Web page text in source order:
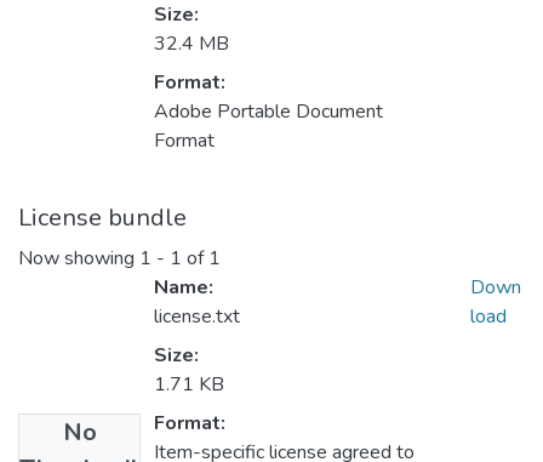
Size:
32.4 MB
Format:
Adobe Portable Document
Format
License bundle
Now showing 1 - 1 of 1
No
Name:
license.txt
Size:
1.71 KB
Format:
Item-specific license agreed to
Down
load